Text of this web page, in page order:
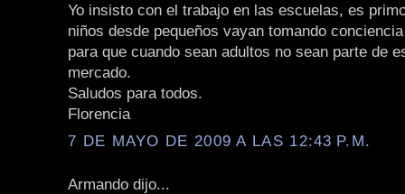
Yo insisto con el trabajo en las escuelas, es
niños desde pequeños vayan tomando
para que cuando sean adultos no sean parte de
mercado.
Saludos para todos.
Florencia
7 DE MAYO DE 2009 A LAS 12:43 P.M.
Armando dijo...